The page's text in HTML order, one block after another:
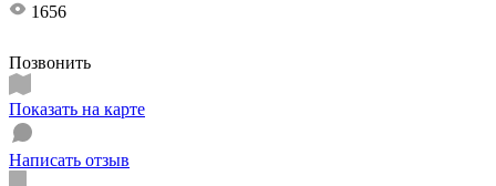
1656
Позвонить
Показать на карте
Написать отзыв